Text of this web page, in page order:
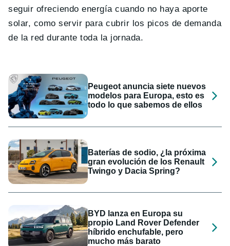
seguir ofreciendo energía cuando no haya aporte
solar, como servir para cubrir los picos de demanda
de la red durante toda la jornada.
Peugeot anuncia siete nuevos
modelos para Europa, esto es
todo lo que sabemos de ellos
Baterías de sodio, ¿la próxima
gran evolución de los Renault
Twingo y Dacia Spring?
BYD lanza en Europa su
propio Land Rover Defender
híbrido enchufable, pero
mucho más barato